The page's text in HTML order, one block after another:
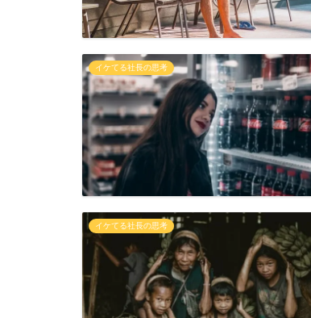
イケてる社長の思考
イケてる社長の思考